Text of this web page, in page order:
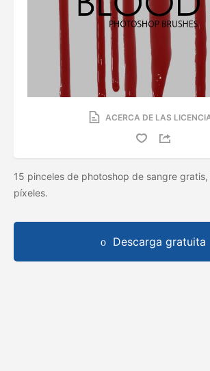
ACERCA DE LAS
15 pinceles de photoshop de sangre
píxeles.
Descarga gratuita